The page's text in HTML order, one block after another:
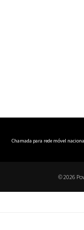
Chamada para rede móvel
© 2026